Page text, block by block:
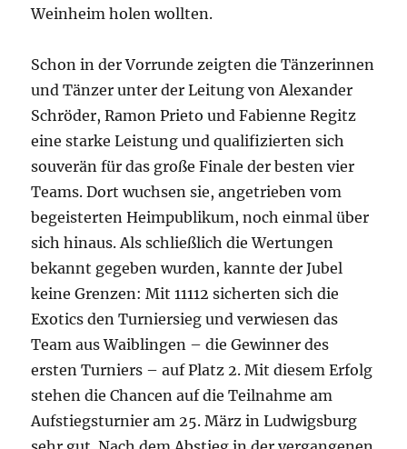
Weinheim holen wollten.
Schon in der Vorrunde zeigten die Tänzerinnen
und Tänzer unter der Leitung von Alexander
Schröder, Ramon Prieto und Fabienne Regitz
eine starke Leistung und qualifizierten sich
souverän für das große Finale der besten vier
Teams. Dort wuchsen sie, angetrieben vom
begeisterten Heimpublikum, noch einmal über
sich hinaus. Als schließlich die Wertungen
bekannt gegeben wurden, kannte der Jubel
keine Grenzen: Mit 11112 sicherten sich die
Exotics den Turniersieg und verwiesen das
Team aus Waiblingen – die Gewinner des
ersten Turniers – auf Platz 2. Mit diesem Erfolg
stehen die Chancen auf die Teilnahme am
Aufstiegsturnier am 25. März in Ludwigsburg